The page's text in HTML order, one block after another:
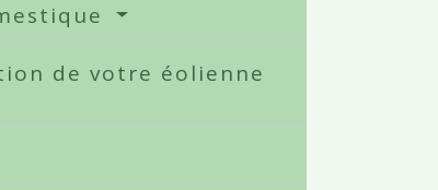
de votre éolienne